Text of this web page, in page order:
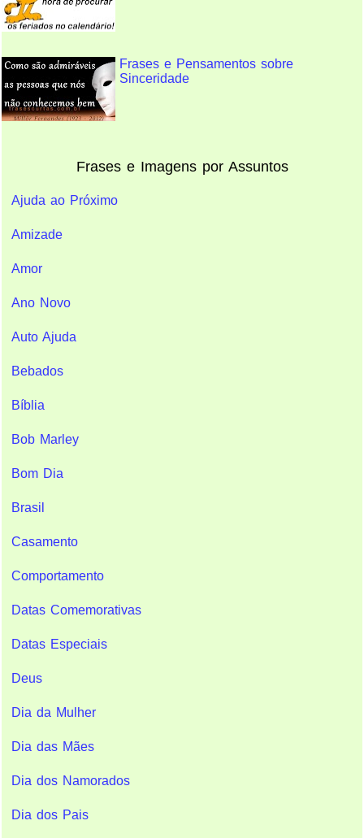
Frases e Pensamentos sobre
Sinceridade
Frases e Imagens por Assuntos
Ajuda ao Próximo
Amizade
Amor
Ano Novo
Auto Ajuda
Bebados
Bíblia
Bob Marley
Bom Dia
Brasil
Casamento
Comportamento
Datas Comemorativas
Datas Especiais
Deus
Dia da Mulher
Dia das Mães
Dia dos Namorados
Dia dos Pais